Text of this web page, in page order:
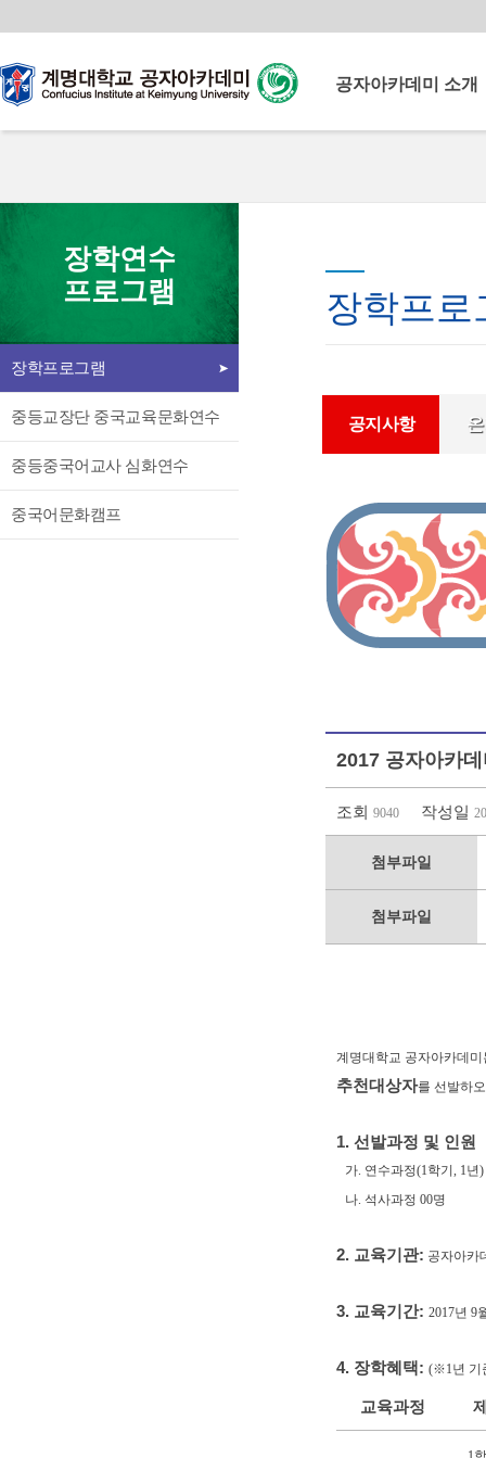
공자아카데미 소개
계명공자아카데미 연혁
원장 인사말
북경어언대학 소개
교원 소개
언론속의 공자아카데미
찾아오시는 길
계명대학교
공자아카데미
중국교육부로부터 다양한
지원받아 양질의 중국어교육
장학연수
프로그램
장학프로그램
중등교장단 중국교육문화연수
중등중국어교사 심화연수
중국어문화캠프
장학프로
공지사항
2017 공자아카
조회 9040 작성일
첨부파일
첨부파일
계명대학교 공자아카데
추천대상자를 선발하
1. 선발과정 및 인원
가. 연수과정(1학기, 1년)
나. 석사과정 00명
2. 교육기관: 공자아카
3. 교육기간: 2017년 9
4. 장학혜택: (※1년 기
교육과정